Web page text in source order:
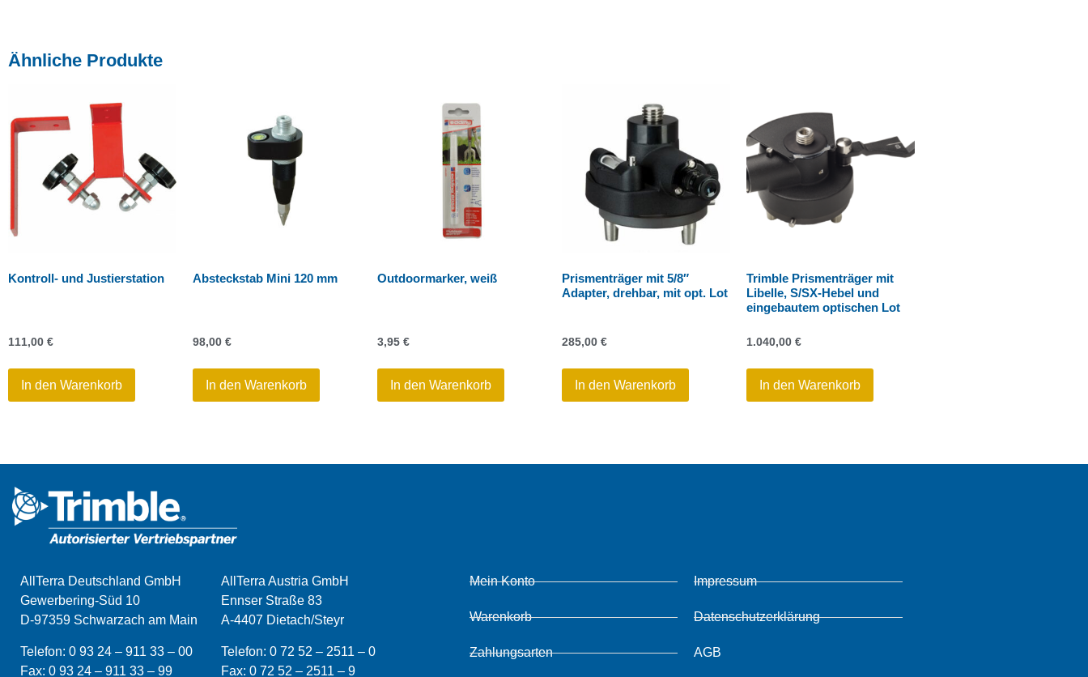
Ähnliche Produkte
Kontroll- und Justierstation
111,00 €
In den Warenkorb
Absteckstab Mini 120 mm
98,00 €
In den Warenkorb
Outdoormarker, weiß
3,95 €
In den Warenkorb
Prismenträger mit 5/8″
Adapter, drehbar, mit opt. Lot
285,00 €
In den Warenkorb
Trimble Prismenträger mit
Libelle, S/SX-Hebel und
eingebautem optischen Lot
1.040,00 €
In den Warenkorb
AllTerra Deutschland GmbH
Gewerbering-Süd 10
D-97359 Schwarzach am Main
Telefon: 0 93 24 – 911 33 – 00
Fax: 0 93 24 – 911 33 – 99
AllTerra Austria GmbH
Ennser Straße 83
A-4407 Dietach/Steyr
Telefon:0 72 52 – 2511 – 0
Fax:0 72 52 – 2511 – 9
Mein Konto
Warenkorb
Zahlungsarten
Impressum
Datenschutzerklärung
AGB